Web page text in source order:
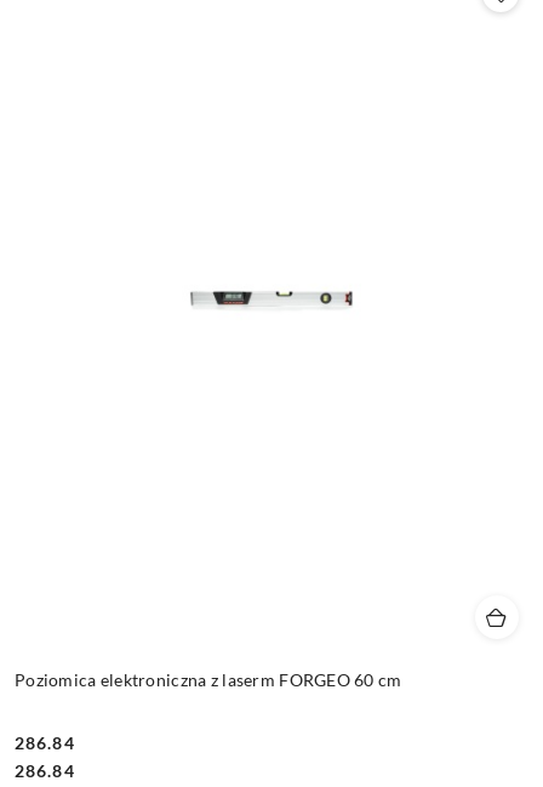
Poziomica elektroniczna z laserm FORGEO 60 cm
Cena:
286.84
Cena:
286.84